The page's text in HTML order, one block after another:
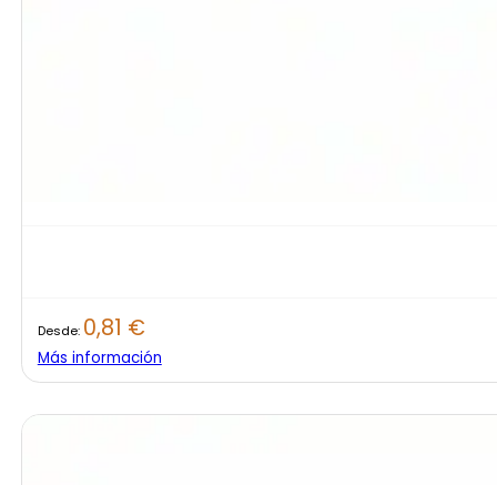
Desde: 0,81 €
Más información